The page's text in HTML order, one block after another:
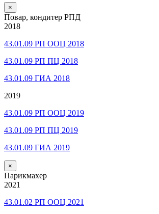
×
Повар, кондитер РПД
2018
43.01.09 РП ООЦ 2018
43.01.09 РП ПЦ 2018
43.01.09 ГИА 2018
2019
43.01.09 РП ООЦ 2019
43.01.09 РП ПЦ 2019
43.01.09 ГИА 2019
×
Парикмахер
2021
43.01.02 РП ООЦ 2021